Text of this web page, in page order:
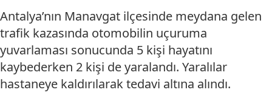
Antalya’nın Manavgat ilçesinde meydana gelen
trafik kazasında otomobilin uçuruma
yuvarlaması sonucunda 5 kişi hayatını
kaybederken 2 kişi de yaralandı. Yaralılar
hastaneye kaldırılarak tedavi altına alındı.